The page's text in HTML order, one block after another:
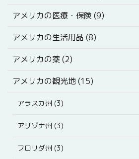
アメリカの医療・保険 (9)
アメリカの生活用品 (8)
アメリカの薬 (2)
アメリカの観光地 (15)
アラスカ州 (3)
アリゾナ州 (3)
フロリダ州 (3)